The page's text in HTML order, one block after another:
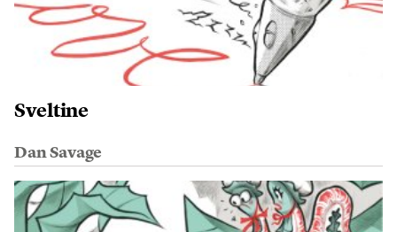
Sveltine
Dan Savage